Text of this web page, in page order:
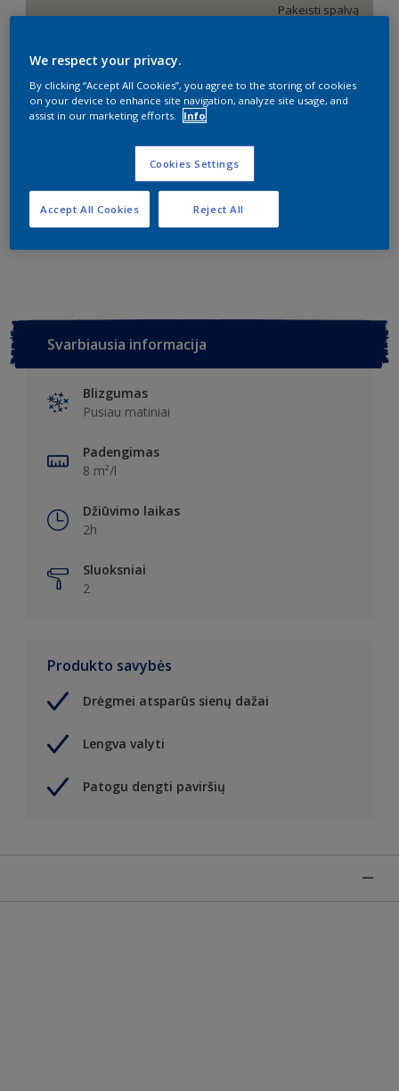
Pakeisti spalvą
Dydis
1 l 5 l 10 l
Skaičiuoti
Svarbiausia informacija
Blizgumas
Pusiau matiniai
Padengimas
8 m²/l
Džiūvimo laikas
2h
Sluoksniai
2
Produkto savybės
Drėgmei atsparūs sienų dažai
Lengva valyti
Patogu dengti paviršių
We respect your privacy.
By clicking “Accept All Cookies”, you agree to the storing of cookies
on your device to enhance site navigation, analyze site usage, and
assist in our marketing efforts.
Info
Cookies Settings
Reject All
Accept All Cookies